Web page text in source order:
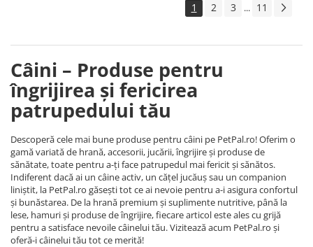
1 2 3 ... 11
Câini – Produse pentru
îngrijirea și fericirea
patrupedului tău
Descoperă cele mai bune produse pentru câini pe PetPal.ro! Oferim o
gamă variată de hrană, accesorii, jucării, îngrijire și produse de
sănătate, toate pentru a-ți face patrupedul mai fericit și sănătos.
Indiferent dacă ai un câine activ, un cățel jucăuș sau un companion
liniștit, la PetPal.ro găsești tot ce ai nevoie pentru a-i asigura confortul
și bunăstarea. De la hrană premium și suplimente nutritive, până la
lese, hamuri și produse de îngrijire, fiecare articol este ales cu grijă
pentru a satisface nevoile câinelui tău. Vizitează acum PetPal.ro și
oferă-i câinelui tău tot ce merită!